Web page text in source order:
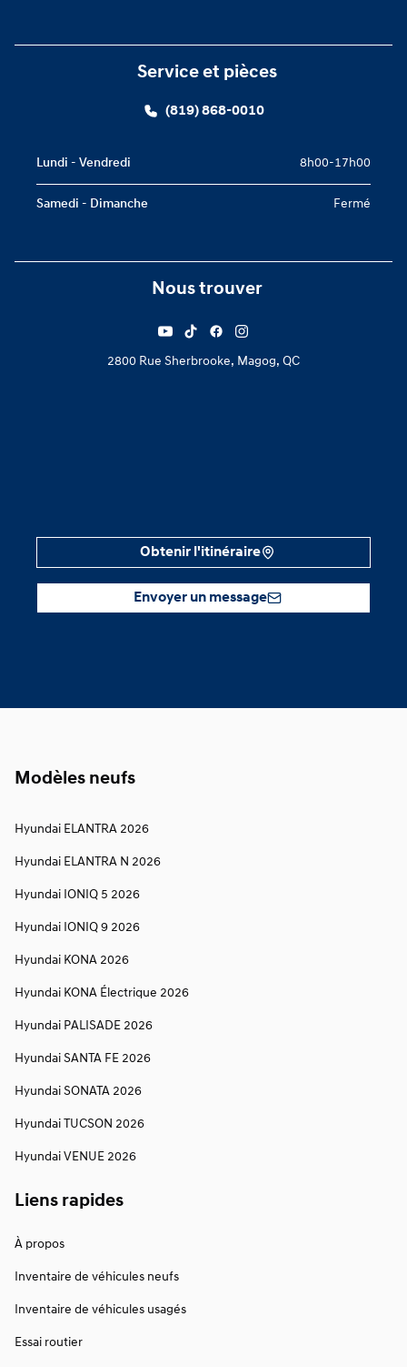
Service et pièces
(819) 868-0010
Lundi - Vendredi 8h00-17h00
Samedi - Dimanche Fermé
Nous trouver
2800 Rue Sherbrooke, Magog, QC
Obtenir l'itinéraire
Envoyer un message
Modèles neufs
Hyundai ELANTRA 2026
Hyundai ELANTRA N 2026
Hyundai IONIQ 5 2026
Hyundai IONIQ 9 2026
Hyundai KONA 2026
Hyundai KONA Électrique 2026
Hyundai PALISADE 2026
Hyundai SANTA FE 2026
Hyundai SONATA 2026
Hyundai TUCSON 2026
Hyundai VENUE 2026
Liens rapides
À propos
Inventaire de véhicules neufs
Inventaire de véhicules usagés
Essai routier